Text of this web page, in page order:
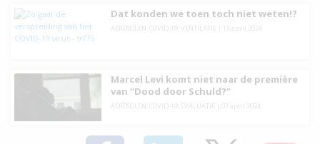
Dat konden we toen toch niet weten!?
AEROSOLEN COVID-19, VENTILATIE 15 april 2024
Marcel Levi komt niet naar de première
van “Dood door Schuld?”
AEROSOLEN COVID-19, EVALUATIE 07 april 2024